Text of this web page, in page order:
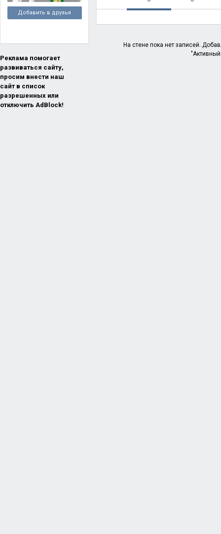
Добавить в друзья
Реклама помогает
развиваться сайту,
просим внести наш
сайт в список
разрешенных или
отключить AdBlock!
На стене пока нет
"Активный